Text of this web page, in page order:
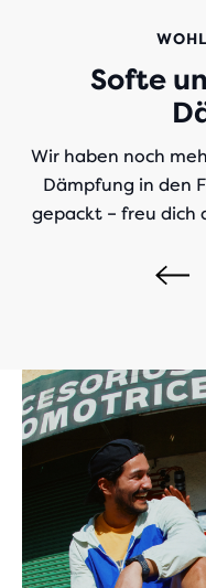
Softe
Wir haben noch
Dämpfung in den
gepackt – freu dich